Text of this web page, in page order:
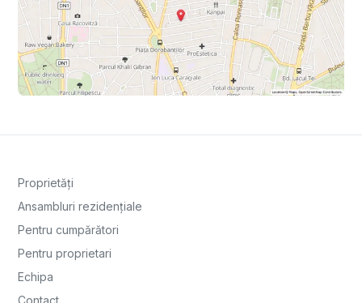
Proprietăți
Ansambluri rezidențiale
Pentru cumpărători
Pentru proprietari
Echipa